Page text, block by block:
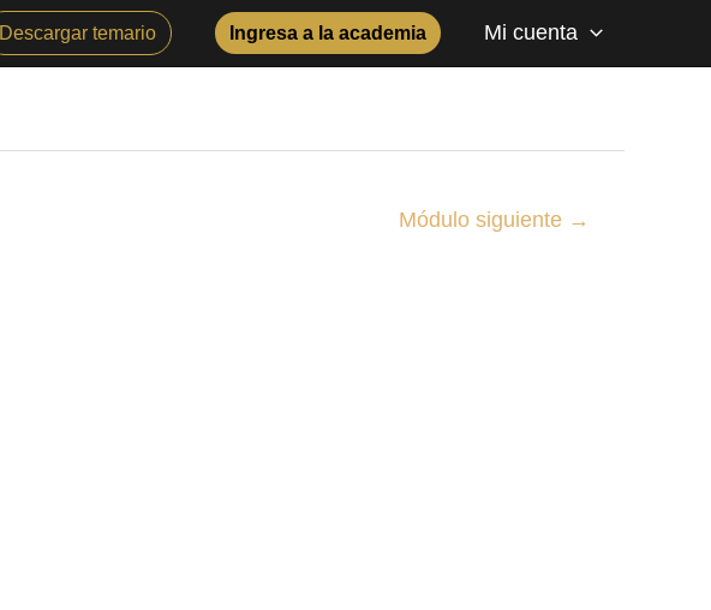
Descargar temario Ingresa a la academia Mi cuenta
Módulo siguiente →